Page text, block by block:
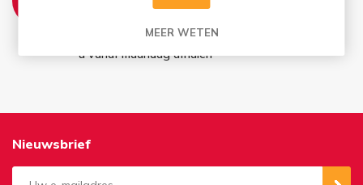
Ma t.e.m. Do: Uw bestelling staat de volgende
Bestellingen op vrijdag en in het weekend kan
u vanaf maandag afhalen
Nieuwsbrief
MEER WETEN